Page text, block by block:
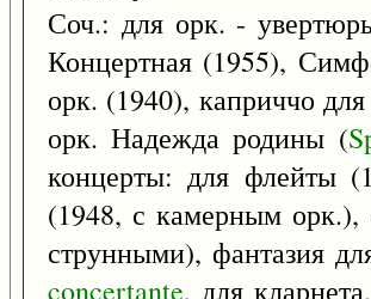
Соч.: для орк. -
Концертная (1955),
орк. (1940), каприччо
орк. Надежда родины (
концерты: для флейты
(1948, с камерным
струнными), фантазия
concertante, для